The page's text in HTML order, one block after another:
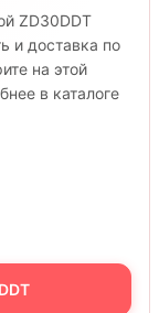
ZD30DDT
и доставка по
на этой
в каталоге